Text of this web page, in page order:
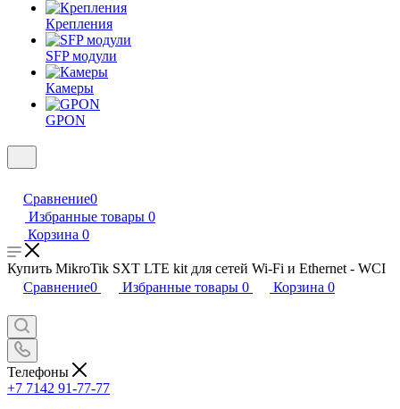
Крепления
SFP модули
Камеры
GPON
Сравнение0
Избранные товары 0
Корзина 0
Купить MikroTik SXT LTE kit для сетей Wi-Fi и Ethernet - WCI
Сравнение0 Избранные товары 0 Корзина 0
Телефоны
+7 7142 91-77-77